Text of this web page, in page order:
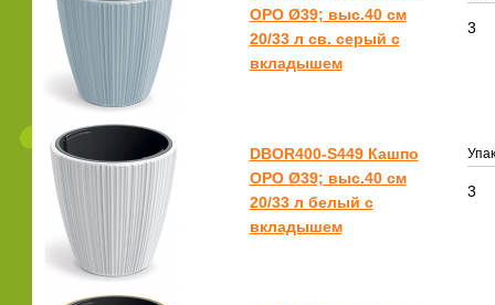
ОРО Ø39; выс.40 см
20/33 л св. серый с
вкладышем
3
DBOR400-S449 Кашпо
ОРО Ø39; выс.40 см
20/33 л белый с
вкладышем
3